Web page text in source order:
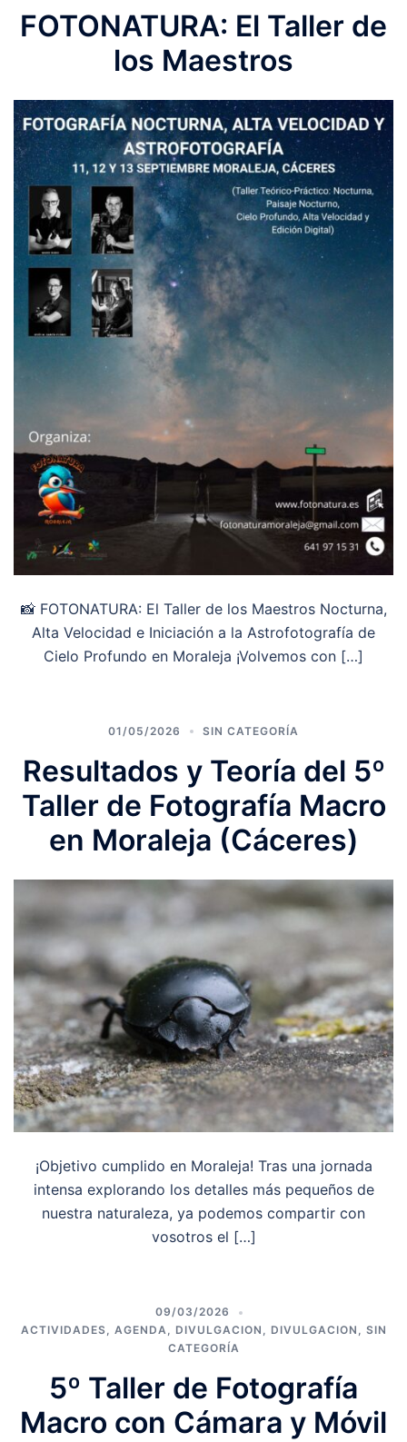
FOTONATURA: El Taller de
los Maestros
📸 FOTONATURA: El Taller de los Maestros Nocturna,
Alta Velocidad e Iniciación a la Astrofotografía de
Cielo Profundo en Moraleja ¡Volvemos con […]
01/05/2026 SIN CATEGORÍA
Resultados y Teoría del 5º
Taller de Fotografía Macro
en Moraleja (Cáceres)
¡Objetivo cumplido en Moraleja! Tras una jornada
intensa explorando los detalles más pequeños de
nuestra naturaleza, ya podemos compartir con
vosotros el […]
09/03/2026
ACTIVIDADES, AGENDA, DIVULGACION , DIVULGACION , SIN
CATEGORÍA
5º Taller de Fotografía
Macro con Cámara y Móvil